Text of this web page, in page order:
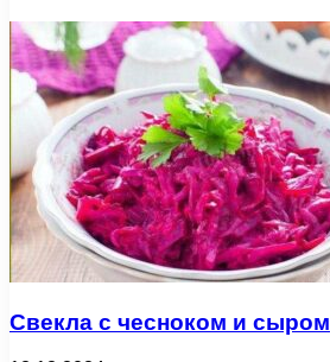
Свекла с чесноком и сыром